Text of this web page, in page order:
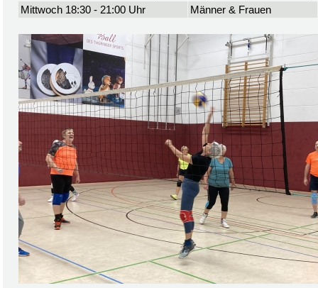
Mittwoch 18:30 - 21:00 Uhr
Männer & Frauen